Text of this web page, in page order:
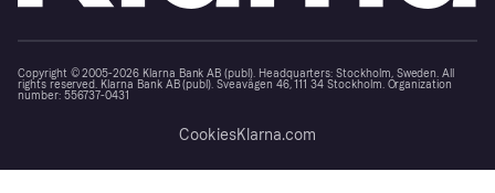
Copyright © 2005-2026 Klarna Bank AB (publ). Headquarters: Stockholm, Sweden. All
rights reserved. Klarna Bank AB (publ). Sveavägen 46, 111 34 Stockholm. Organization
number: 556737-0431
CookiesKlarna.com